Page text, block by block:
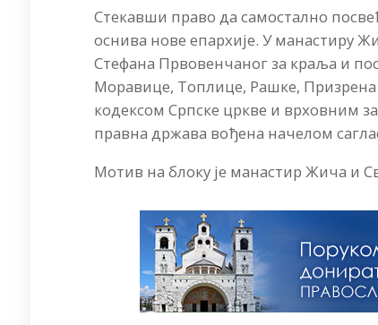
Стекавши право да самостално
оснива нове епархије. У манастиру
Стефана Првовенчаног за краља и
Моравице, Топлице, Рашке,
кодексом Српске цркве и врховним
правна држава вођена начелом
Мотив на блоку је манастир Жича и